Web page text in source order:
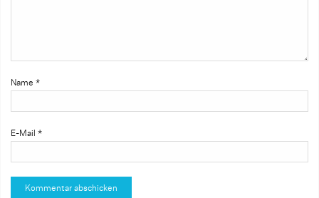
Name *
E-Mail *